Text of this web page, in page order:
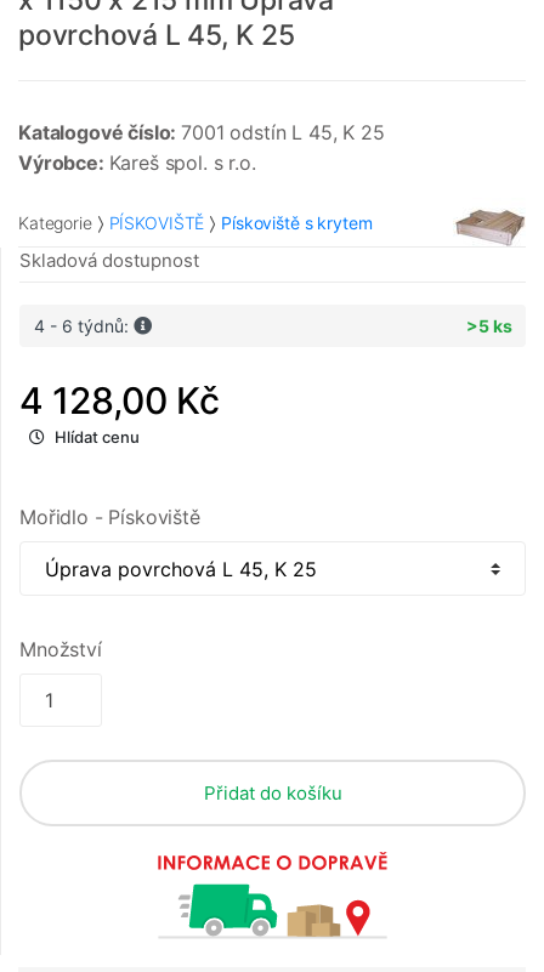
povrchová L 45, K 25
Katalogové číslo: 7001 odstín L 45, K 25
Výrobce: Kareš spol. s r.o.
Kategorie PÍSKOVIŠTĚ Pískoviště s krytem
Skladová dostupnost
4 - 6 týdnů: >5 ks
4 128,00 Kč
Hlídat cenu
Mořidlo - Pískoviště
Množství
Přidat do košíku